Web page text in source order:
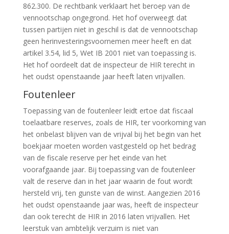
862.300. De rechtbank verklaart het beroep van de
vennootschap ongegrond. Het hof overweegt dat
tussen partijen niet in geschil is dat de vennootschap
geen herinvesteringsvoornemen meer heeft en dat
artikel 3.54, lid 5, Wet IB 2001 niet van toepassing is.
Het hof oordeelt dat de inspecteur de HIR terecht in
het oudst openstaande jaar heeft laten vrijvallen.
Foutenleer
Toepassing van de foutenleer leidt ertoe dat fiscaal
toelaatbare reserves, zoals de HIR, ter voorkoming van
het onbelast blijven van de vrijval bij het begin van het
boekjaar moeten worden vastgesteld op het bedrag
van de fiscale reserve per het einde van het
voorafgaande jaar. Bij toepassing van de foutenleer
valt de reserve dan in het jaar waarin de fout wordt
hersteld vrij, ten gunste van de winst. Aangezien 2016
het oudst openstaande jaar was, heeft de inspecteur
dan ook terecht de HIR in 2016 laten vrijvallen. Het
leerstuk van ambtelijk verzuim is niet van